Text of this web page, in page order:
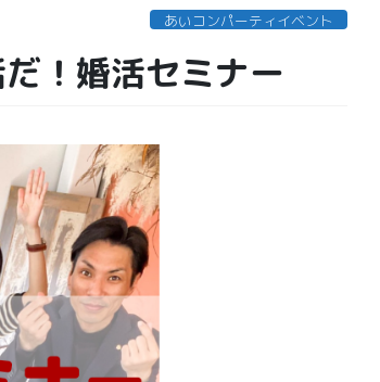
あいコンパーティイベント
！婚活セミナー